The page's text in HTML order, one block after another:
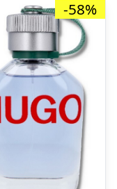
-58%